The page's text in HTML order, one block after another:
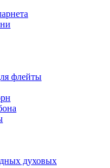
флейты
духовых